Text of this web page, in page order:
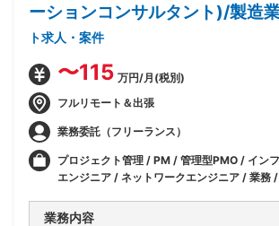
ーションコンサルタント)/製造
ト求人・案件
〜115 万円/月(税別)
フルリモート＆出張
業務委託（フリーランス）
プロジェクト管理 / PM / 管理型PMO / イン
エンジニア / ネットワークエンジニア / 業務
業務内容